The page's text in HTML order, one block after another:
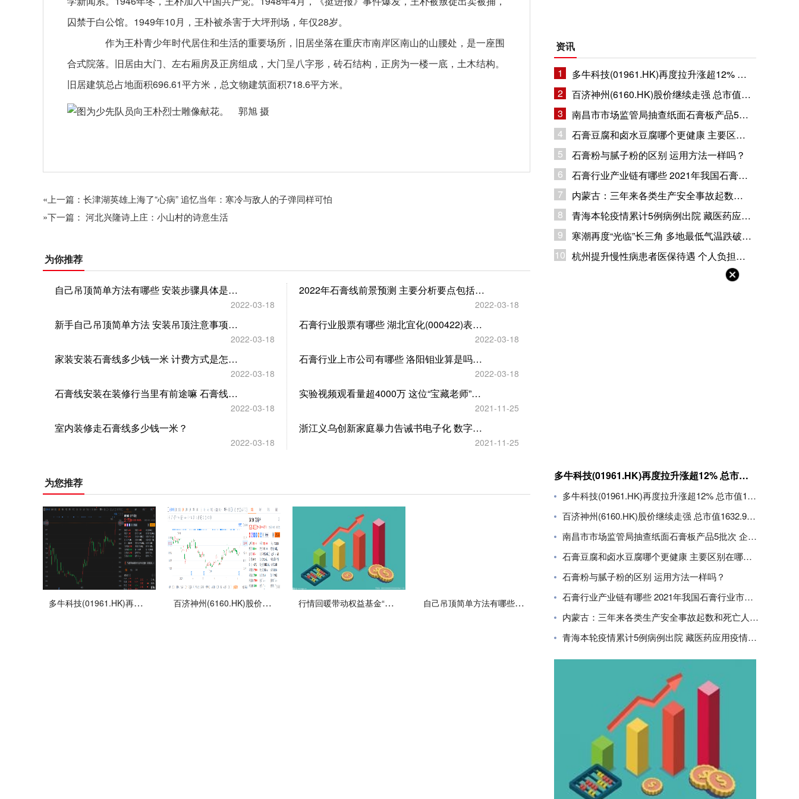
囚禁于白公馆。1949年10月，王朴被杀害于大坪刑场，年仅28岁。
作为王朴青少年时代居住和生活的重要场所，旧居坐落在重庆市南岸区南山的山腰处，是一座围
合式院落。旧居由大门、左右厢房及正房组成，大门呈八字形，砖石结构，正房为一楼一底，土木结构。
旧居建筑总占地面积696.61平方米，总文物建筑面积718.6平方米。
«上一篇：长津湖英雄上海了“心病” 追忆当年：寒冷与敌人的子弹同样可怕
»下一篇： 河北兴隆诗上庄：小山村的诗意生活
为你推荐
自己吊顶简单方法有哪些 安装步骤具体是什么？
2022-03-18
新手自己吊顶简单方法 安装吊顶注意事项有哪些？
2022-03-18
家装安装石膏线多少钱一米 计费方式是怎样的？
2022-03-18
石膏线安装在装修行当里有前途嘛 石膏线装饰效果怎么样？
2022-03-18
室内装修走石膏线多少钱一米？
2022-03-18
2022年石膏线前景预测 主要分析要点包括哪些？
2022-03-18
石膏行业股票有哪些 湖北宜化(000422)表现怎么样？
2022-03-18
石膏行业上市公司有哪些 洛阳钼业算是吗？（2022/3/11）
2022-03-18
实验视频观看量超4000万 这位“宝藏老师”为啥火了？
2021-11-25
浙江义乌创新家庭暴力告诫书电子化 数字赋能家暴警情
2021-11-25
为您推荐
多牛科技(01961.HK)再度拉升涨超12% 总市值11.8亿港元 百济神州(6160.HK)股价继续走强 总市值1632.94亿港元 行情回暖带动权益基金“回血” 上证指数在4月底探底回升 自己吊顶简单方法有哪些 安装步骤具体是什么？
资讯
1
多牛科技(01961.HK)再度拉升涨超12% 总市值11.8亿港元
2
百济神州(6160.HK)股价继续走强 总市值1632.94亿港元
3
南昌市市场监管局抽查纸面石膏板产品5批次 企业合格率80%
4
石膏豆腐和卤水豆腐哪个更健康 主要区别在哪里？
5
石膏粉与腻子粉的区别 运用方法一样吗？
6
石膏行业产业链有哪些 2021年我国石膏行业市场现状分析
7
内蒙古：三年来各类生产安全事故起数和死亡人数同比下降
8
青海本轮疫情累计5例病例出院 藏医药应用疫情防控
9
寒潮再度“光临”长三角 多地最低气温跌破冰点
10
杭州提升慢性病患者医保待遇 个人负担部分纳入大病保险
多牛科技(01961.HK)再度拉升涨超12% 总市值11.8亿港元
多牛科技(01961.HK)再度拉升涨超12% 总市值11.8亿港元
百济神州(6160.HK)股价继续走强 总市值1632.94亿港元
南昌市市场监管局抽查纸面石膏板产品5批次 企业合格率80%
石膏豆腐和卤水豆腐哪个更健康 主要区别在哪里？
石膏粉与腻子粉的区别 运用方法一样吗？
石膏行业产业链有哪些 2021年我国石膏行业市场现状分析
内蒙古：三年来各类生产安全事故起数和死亡人数同比下降
青海本轮疫情累计5例病例出院 藏医药应用疫情防控